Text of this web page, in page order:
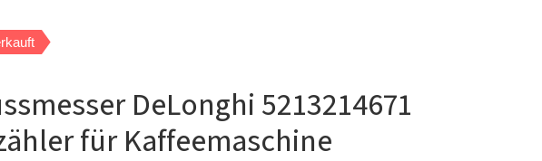
DeLonghi 5213214671
für Kaffeemaschine